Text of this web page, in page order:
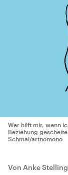
Wer hilft mir, wenn
Beziehung
Schmal/artnomono
Von Anke